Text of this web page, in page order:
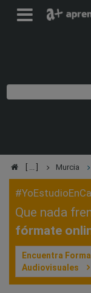
Murcia
Que nada
fórmate
Encuentra
Audiovisuales